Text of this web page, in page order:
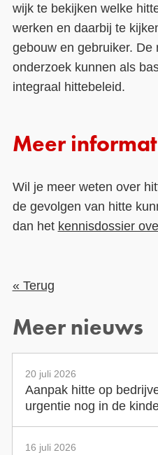
wijk te bekijken welke
werken en daarbij te
gebouw en gebruiker. De
onderzoek kunnen als
integraal hittebeleid.
Meer
Wil je meer weten over
de gevolgen van hitte
dan het kennisdossier
« Terug
Meer nieuws
20 juli 2026
Aanpak hitte op
urgentie nog in de
16 juli 2026